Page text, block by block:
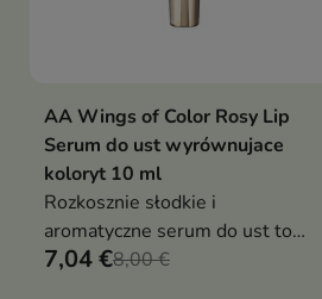
Dodaj do koszyka
AA Wings of Color Rosy Lip
Serum do ust wyrównujace
koloryt 10 ml
Rozkosznie słodkie i
aromatyczne serum do ust to
prawdziwy raj dla Twojej skóry
7,04 €8,00 €